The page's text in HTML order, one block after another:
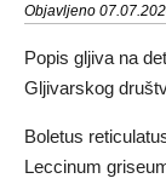
Objavljeno
Popis gljiva na
Gljivarskog
Boletus
Leccinum